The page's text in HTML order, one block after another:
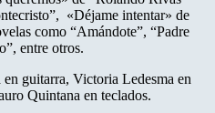
«Déjame intentar» de
como “Amándote”, “Padre
entre otr​os.
guitarra, Victoria Ledesma en
Quintana en teclados.